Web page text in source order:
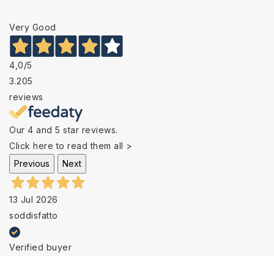
Very Good
4,0/5
3.205
reviews
Our 4 and 5 star reviews.
Click here to read them all >
Previous
Next
13 Jul 2026
soddisfatto
Verified buyer